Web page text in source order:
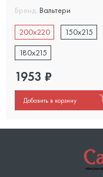
Бренд: Вальтери
200x220
150x215
180x215
1953 ₽
Добавить в корзину